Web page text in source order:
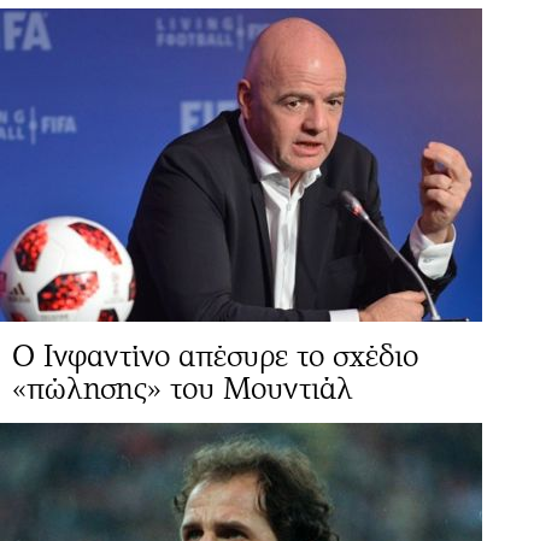
Ο Ινφαντίνο απέσυρε το σχέδιο
«πώλησης» του Μουντιάλ